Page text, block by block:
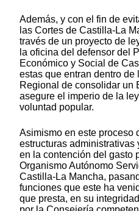
Además, y con el fin de
las Cortes de Castilla-La
través de un proyecto de
la oficina del defensor del
Económico y Social de
estas que entran dentro
Regional de consolidar un
asegure el imperio de la
voluntad popular.
Asimismo en este proceso
estructuras
en la contención del gasto
Organismo Autónomo
Castilla-La Mancha,
funciones que este ha
que presta, en su